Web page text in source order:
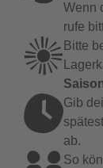
Wenn
rufe
Bitte
Gib
ab.
So